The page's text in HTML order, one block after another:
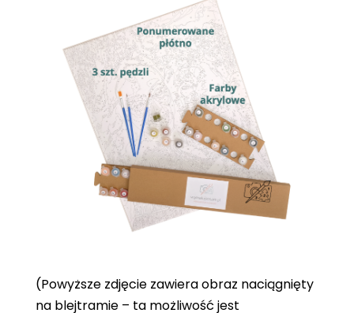
(Powyższe zdjęcie zawiera obraz naciągnięty
na blejtramie – ta możliwość jest